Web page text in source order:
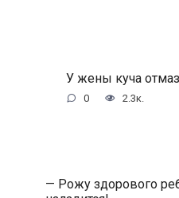
У жены куча
0 2.3к.
— Рожу здорового